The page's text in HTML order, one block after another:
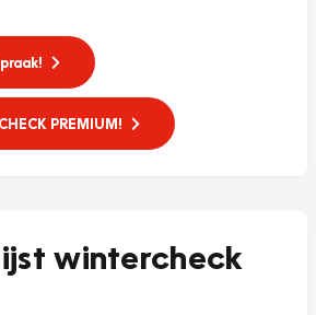
PREMIUM!
wintercheck